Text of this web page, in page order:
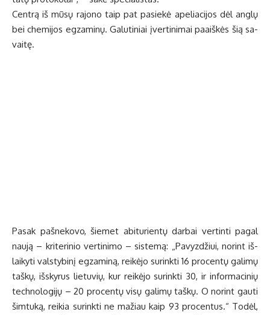
Cen­trą iš mū­sų ra­jo­no taip pat pa­sie­kė ape­lia­ci­jos dėl an­glų
bei che­mi­jos eg­za­mi­nų. Ga­lu­ti­niai įver­ti­ni­mai pa­aiš­kės šią sa­
vai­tę.
Pa­sak pa­šne­ko­vo, šie­met abi­tu­rien­tų dar­bai ver­tin­ti pa­gal
nau­ją – kri­te­ri­nio ver­ti­ni­mo – sis­te­mą: „Pa­vyz­džiui, no­rint iš­
lai­ky­ti vals­ty­bi­nį eg­za­mi­ną, rei­kė­jo su­rink­ti 16 pro­cen­tų ga­li­mų
taš­kų, iš­sky­rus lie­tu­vių, kur rei­kė­jo su­rink­ti 30, ir in­for­ma­ci­nių
tech­no­lo­gi­jų – 20 pro­cen­tų vi­sų ga­li­mų taš­kų. O no­rint gau­ti
šim­tu­ką, rei­kia su­rink­ti ne ma­žiau kaip 93 pro­cen­tus.“ To­dėl,